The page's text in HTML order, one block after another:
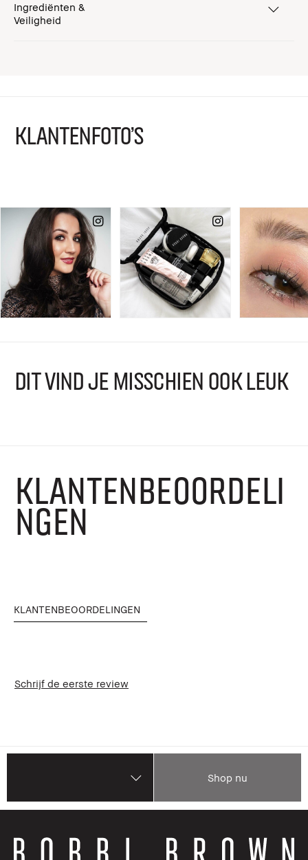
Ingrediënten &
Veiligheid
KLANTENFOTO'S
DIT VIND JE MISSCHIEN OOK LEUK
KLANTENBEOORDELI
NGEN
KLANTENBEOORDELINGEN
Schrijf de eerste review
Shop nu